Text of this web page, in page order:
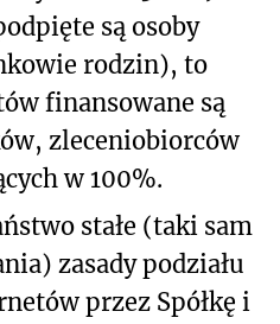
są osoby
rodzin), to
finansowane są
zleceniobiorców
w 100%.
stałe (taki sam
zasady podziału
przez Spółkę i